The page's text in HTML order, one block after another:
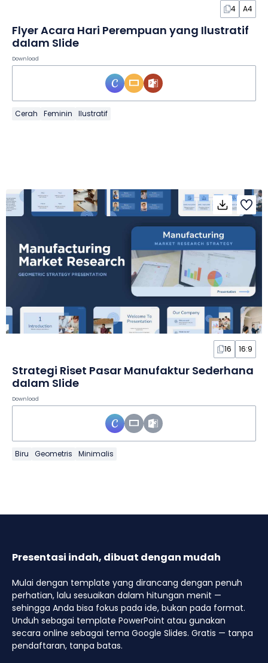
4 A4
Flyer Acara Hari Perempuan yang Ilustratif
dalam Slide
Download
Cerah Feminin Ilustratif
16 16:9
Strategi Riset Pasar Manufaktur Sederhana
dalam Slide
Download
Biru Geometris Minimalis
Presentasi indah, dibuat dengan mudah
Mulai dengan template yang dirancang dengan penuh
perhatian, lalu sesuaikan dalam hitungan menit —
sehingga Anda bisa fokus pada ide, bukan pada format.
Unduh sebagai template PowerPoint atau gunakan
secara online sebagai tema Google Slides. Gratis — tanpa
pendaftaran, tanpa batas.